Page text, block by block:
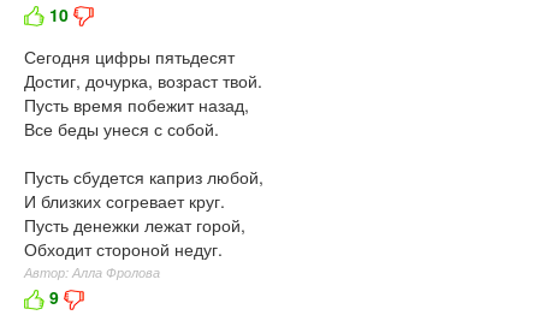
10
Сегодня цифры пятьдесят
Достиг, дочурка, возраст твой.
Пусть время побежит назад,
Все беды унеся с собой.
Пусть сбудется каприз любой,
И близких согревает круг.
Пусть денежки лежат горой,
Обходит стороной недуг.
Автор: Алла Фролова
9